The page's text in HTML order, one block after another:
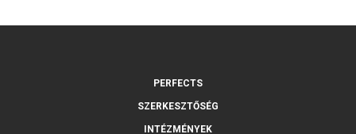
PERFECTS
SZERKESZTŐSÉG
INTÉZMÉNYEK